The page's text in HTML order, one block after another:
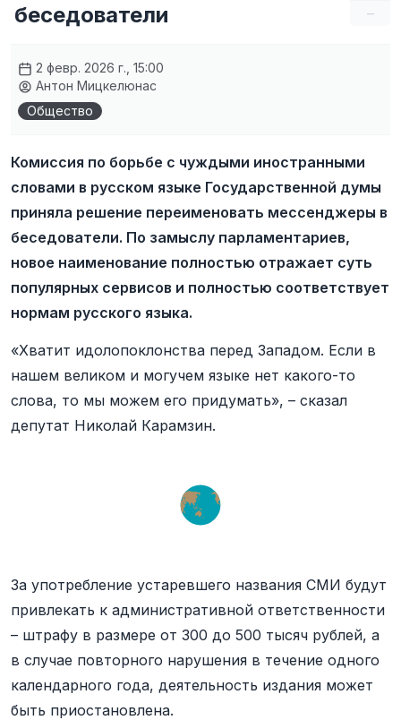
–
беседователи
2 февр. 2026 г., 15:00
Антон Мицкелюнас
Общество
Комиссия по борьбе с чуждыми иностранными
словами в русском языке Государственной думы
приняла решение переименовать мессенджеры в
беседователи. По замыслу парламентариев,
новое наименование полностью отражает суть
популярных сервисов и полностью соответствует
нормам русского языка.
«Хватит идолопоклонства перед Западом. Если в
нашем великом и могучем языке нет какого-то
слова, то мы можем его придумать», – сказал
депутат Николай Карамзин.
За употребление устаревшего названия СМИ будут
привлекать к административной ответственности
– штрафу в размере от 300 до 500 тысяч рублей, а
в случае повторного нарушения в течение одного
календарного года, деятельность издания может
быть приостановлена.